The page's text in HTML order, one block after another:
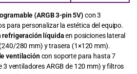
(ARGB 3-pin 5V) con 3
para personalizar la estética del equipo.
refrigeración líquidaen posiciones lateral
280 mm) y trasera (1×120 mm).
ventilación con soporte para hasta 7
3 ventiladores ARGB de 120 mm) y filtros